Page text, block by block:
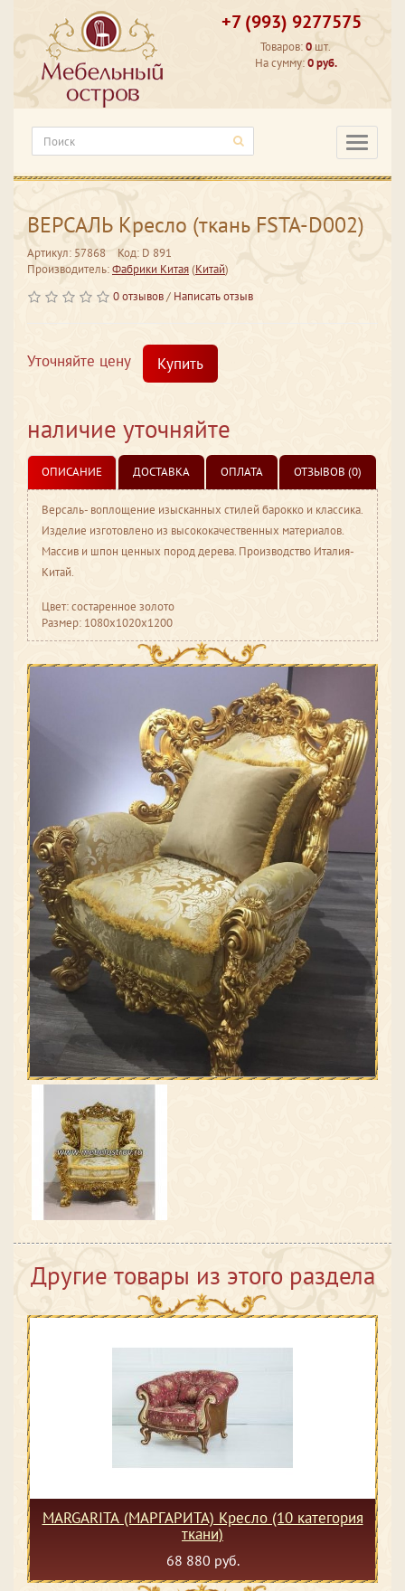
+7 (993) 9277575
Товаров:0 шт.
На сумму:0 руб.
ВЕРСАЛЬ Кресло (ткань FSTA-D002)
Артикул: 57868
Код: D 891
Производитель:Фабрики Китая(Китай)
0 отзывов/ Написать отзыв
Уточняйте цену Купить
наличие уточняйте
ОПИСАНИЕ ДОСТАВКА ОПЛАТА ОТЗЫВОВ (0)
Версаль- воплощение изысканных стилей барокко и классика.
Изделие изготовлено из высококачественных материалов.
Массив и шпон ценных пород дерева. Производство Италия-
Китай.
Цвет: состаренное золото
Размер: 1080x1020x1200
Другие товары из этого раздела
MARGARITA (МАРГАРИТА) Кресло (10 категория
ткани)
68 880 руб.